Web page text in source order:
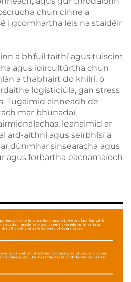
chun cinne a
i gcomhartha leis na staidéir
a bhfuil taithí agus tuiscint
agus idircultúrtha chun
a thabhairt do khilrí, ó
logisticiúla, gan stress
Tugaimid cinneadh de
mar bhunadaí,
leanaimid ar
ard-aithní agus seirbhísí a
dúnmhar sinsearacha agus
agus forbartha eacnamaíoch